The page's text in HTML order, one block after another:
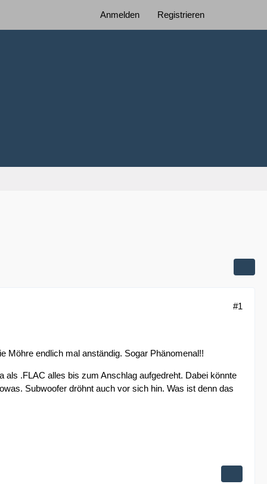
Anmelden Registrieren
#1
Möhre endlich mal anständig. Sogar Phänomenal!!
.FLAC alles bis zum Anschlag aufgedreht. Dabei könnte
Subwoofer dröhnt auch vor sich hin. Was ist denn das